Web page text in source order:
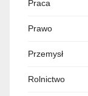
Praca
Prawo
Przemysł
Rolnictwo